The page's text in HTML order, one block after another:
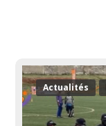
Actualités